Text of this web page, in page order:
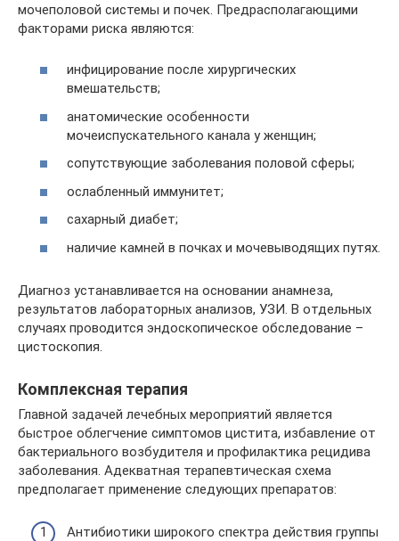
мочеполовой системы и почек. Предрасполагающими
факторами риска являются:
инфицирование после хирургических
вмешательств;
анатомические особенности
мочеиспускательного канала у женщин;
сопутствующие заболевания половой сферы;
ослабленный иммунитет;
сахарный диабет;
наличие камней в почках и мочевыводящих путях.
Диагноз устанавливается на основании анамнеза,
результатов лабораторных анализов, УЗИ. В отдельных
случаях проводится эндоскопическое обследование –
цистоскопия.
Комплексная терапия
Главной задачей лечебных мероприятий является
быстрое облегчение симптомов цистита, избавление от
бактериального возбудителя и профилактика рецидива
заболевания. Адекватная терапевтическая схема
предполагает применение следующих препаратов:
Антибиотики широкого спектра действия группы